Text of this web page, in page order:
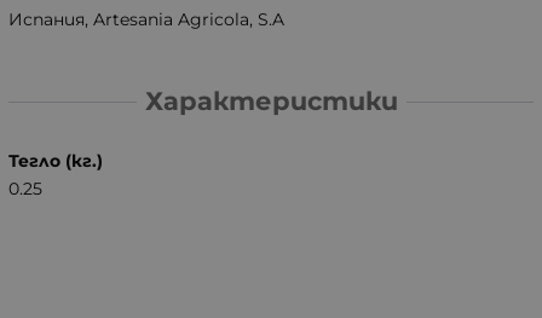
Испания, Artesania Agricola, S.A
Характеристики
Тегло (кг.)
0.25